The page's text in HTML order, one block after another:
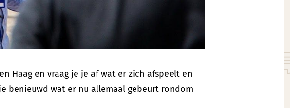
Haag en vraag je je af wat er zich afspeelt en
benieuwd wat er nu allemaal gebeurt rondom